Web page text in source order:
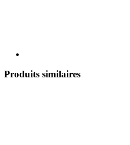
Produits similaires